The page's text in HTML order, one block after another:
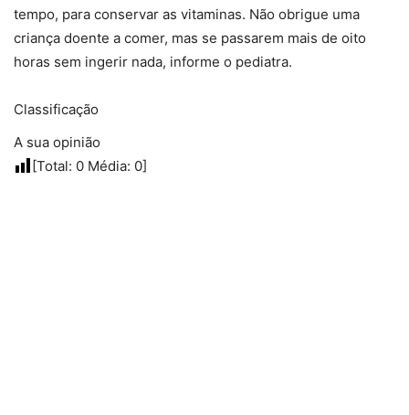
tempo, para conservar as vitaminas. Não obrigue uma
criança doente a comer, mas se passarem mais de oito
horas sem ingerir nada, informe o pediatra.
Classificação
A sua opinião
[Total: 0 Média: 0]